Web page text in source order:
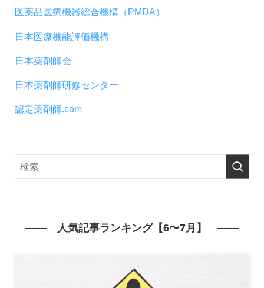
医薬品医療機器総合機構（PMDA）
日本医療機能評価機構
日本薬剤師会
日本薬剤師研修センター
認定薬剤師.com
人気記事ランキング【6〜7月】